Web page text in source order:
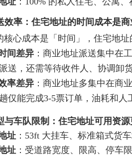
效率：住宅地址的时间成本是商
核心成本是「时间」，住宅地
间差异 ：商业地址派送集中在
送，还需等待收件人、协调卸
率差异 ：商业地址多集中在商
仅能完成3-5票订单，油耗和人
与车队限制：住宅地址可用资
址 ：53ft 大挂车、标准箱式货
址 ：受道路宽度、限高、停车